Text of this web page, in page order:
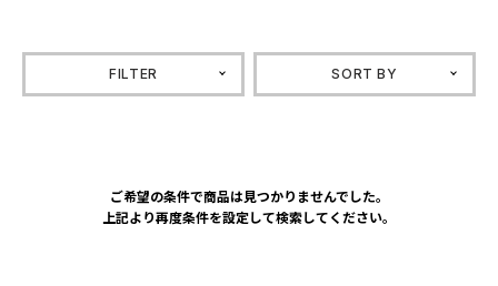
FILTER SORT BY
ご希望の条件で商品は見つかりませんでした。
上記より再度条件を設定して検索してください。